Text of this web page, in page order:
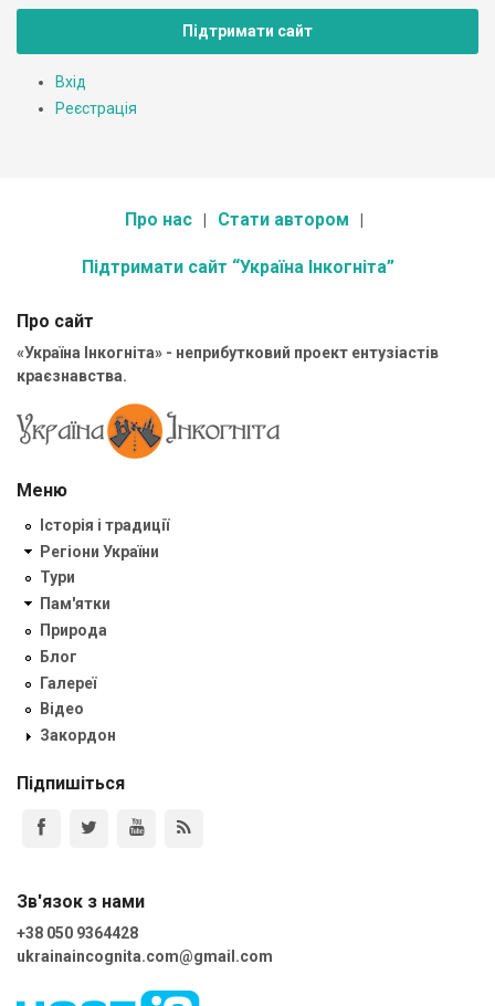
Підтримати сайт
Вхід
Реєстрація
Про нас Стати автором
Підтримати сайт “Україна Інкогніта”
Про сайт
«Україна Інкогніта» - неприбутковий проект ентузіастів
краєзнавства.
Меню
Історія і традиції
Регіони України
Тури
Пам'ятки
Природа
Блог
Галереї
Відео
Закордон
Підпишіться
Зв'язок з нами
+38 050 9364428
ukrainaincognita.com@gmail.com